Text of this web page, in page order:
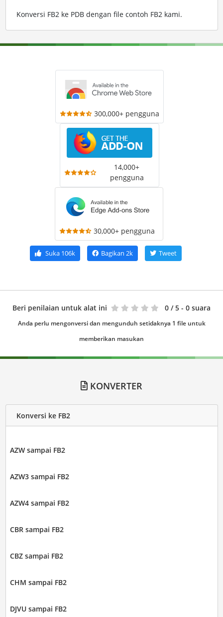
Konversi FB2 ke PDB dengan file contoh FB2 kami.
300,000+ pengguna
14,000+
pengguna
30,000+ pengguna
Suka106k Bagikan 2k Tweet
Beri penilaian untuk alat ini 0 / 5 - 0 suara
Anda perlu mengonversi dan mengunduh setidaknya 1 file untuk
memberikan masukan
KONVERTER
Konversi ke FB2
AZW sampai FB2
AZW3 sampai FB2
AZW4 sampai FB2
CBR sampai FB2
CBZ sampai FB2
CHM sampai FB2
DJVU sampai FB2